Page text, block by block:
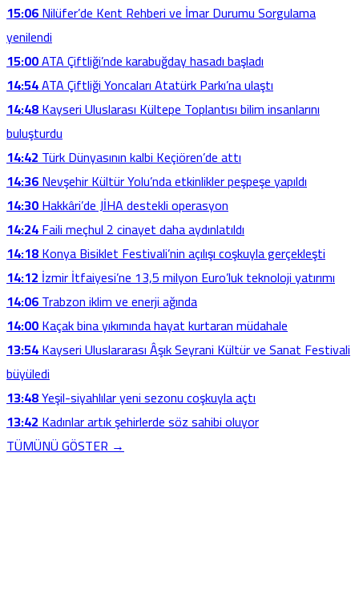
15:06Nilüfer’de Kent Rehberi ve İmar Durumu Sorgulama
yenilendi
15:00ATA Çiftliği’nde karabuğday hasadı başladı
14:54ATA Çiftliği Yoncaları Atatürk Parkı’na ulaştı
14:48Kayseri Uluslarası Kültepe Toplantısı bilim insanlarını
buluşturdu
14:42Türk Dünyasının kalbi Keçiören’de attı
14:36Nevşehir Kültür Yolu’nda etkinlikler peşpeşe yapıldı
14:30Hakkâri’de JİHA destekli operasyon
14:24Faili meçhul 2 cinayet daha aydınlatıldı
14:18Konya Bisiklet Festivali’nin açılışı coşkuyla gerçekleşti
14:12İzmir İtfaiyesi’ne 13,5 milyon Euro’luk teknoloji yatırımı
14:06Trabzon iklim ve enerji ağında
14:00Kaçak bina yıkımında hayat kurtaran müdahale
13:54Kayseri Uluslararası Âşık Seyrani Kültür ve Sanat Festivali
büyüledi
13:48Yeşil-siyahlılar yeni sezonu coşkuyla açtı
13:42Kadınlar artık şehirlerde söz sahibi oluyor
TÜMÜNÜ GÖSTER →